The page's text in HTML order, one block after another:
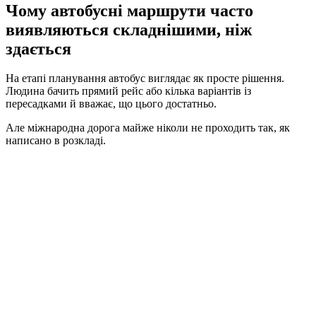
Чому автобусні маршрути часто
виявляються складнішими, ніж
здається
На етапі планування автобус виглядає як просте рішення.
Людина бачить прямий рейс або кілька варіантів із
пересадками й вважає, що цього достатньо.
Але міжнародна дорога майже ніколи не проходить так, як
написано в розкладі.